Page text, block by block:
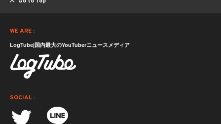
WE ARE :
LogTube|国内最大のYouTuberニュースメディア
SOCIAL :